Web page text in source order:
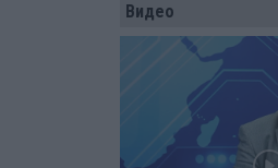
Видео